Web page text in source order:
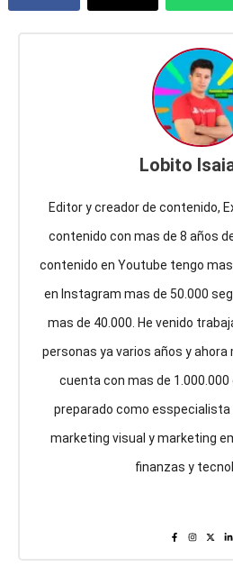
Lobito
Editor y creador de contenido,
contenido con mas de 8 años
contenido en Youtube tengo
en Instagram mas de 50.000
mas de 40.000. He venido
personas ya varios años y
cuenta con mas de 1.000.000
preparado como
marketing visual y marketing
finanzas y